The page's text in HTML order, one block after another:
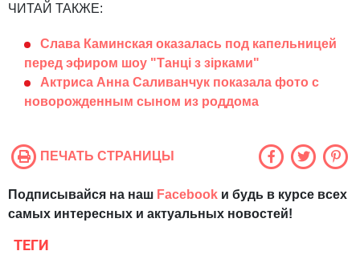
ЧИТАЙ ТАКЖЕ:
Слава Каминская оказалась под капельницей
перед эфиром шоу "Танці з зірками"
Актриса Анна Саливанчук показала фото с
новорожденным сыном из роддома
ПЕЧАТЬ СТРАНИЦЫ
Подписывайся на наш Facebook и будь в курсе всех
самых интересных и актуальных новостей!
ТЕГИ